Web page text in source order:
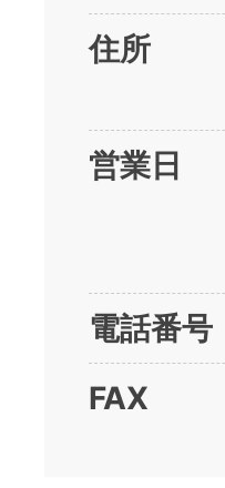
住所
営業日
電話番号
FAX